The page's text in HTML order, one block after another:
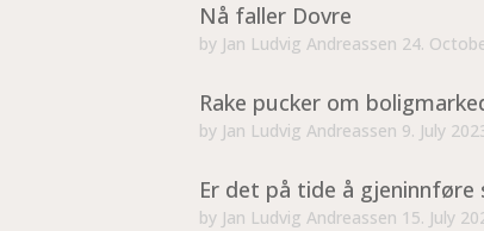
Nå faller Dovre
by Jan Ludvig Andreassen 24.
Rake pucker om
by Jan Ludvig Andreassen 9. July
Er det på tide å
by Jan Ludvig Andreassen 15. July